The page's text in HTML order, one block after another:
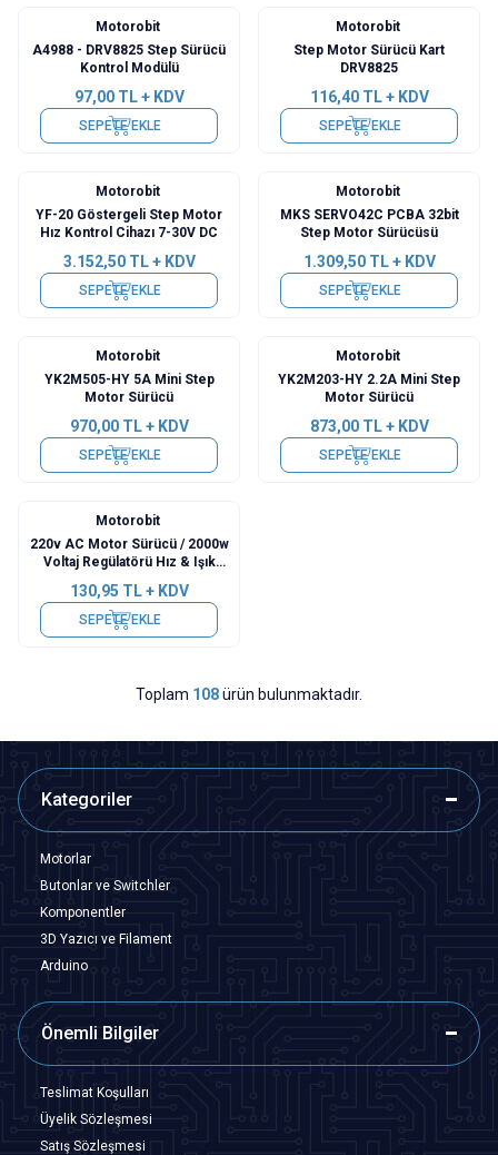
Motorobit
A4988 - DRV8825 Step Sürücü
Kontrol Modülü
97,00TL + KDV
SEPETE EKLE
Motorobit
Step Motor Sürücü Kart
DRV8825
116,40TL + KDV
SEPETE EKLE
Motorobit
YF-20 Göstergeli Step Motor
Hız Kontrol Cihazı 7-30V DC
3.152,50TL + KDV
SEPETE EKLE
Motorobit
MKS SERVO42C PCBA 32bit
Step Motor Sürücüsü
1.309,50TL + KDV
SEPETE EKLE
Motorobit
YK2M505-HY 5A Mini Step
Motor Sürücü
970,00TL + KDV
SEPETE EKLE
Motorobit
YK2M203-HY 2.2A Mini Step
Motor Sürücü
873,00TL + KDV
SEPETE EKLE
Motorobit
220v AC Motor Sürücü / 2000w
Voltaj Regülatörü Hız & Işık
130,95 TL + KDV
SEPETE EKLE
Toplam 108ürün bulunmaktadır.
Kategoriler
Motorlar
Butonlar ve Switchler
Komponentler
3D Yazıcı ve Filament
Arduino
Önemli Bilgiler
Teslimat Koşulları
Üyelik Sözleşmesi
Satış Sözleşmesi